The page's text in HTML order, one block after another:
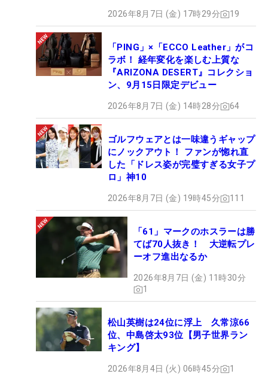
前日の第3ラウンドでは、ホーマはパー5の13番で
CBS局のマイクを付けてプレーする役割を快く引き
受け、攻めや守りに対する考え方、そのためのショ
ットの打ち方といった選手としての“シークレッ
「僕らはアスリートであると同時にエンタテイナー
だ。ファンを楽しませ、喜ばせることが僕らの仕事
トリー・パインズに詰め寄せた大勢のカリフォルニ
アンは、ホーマにとって地元のファンでもある。
「ホーマ！ ホーマ！」というホーマ・コールの
中、堂々生涯5度目の逆転優勝と今季2勝目、通算6
勝目を飾ったホーマは「泣かないよ」と言いながら
目を真っ赤に染めていた。
「僕の人生は、いい人たちに支えられている。妻の
レイシー、キャディのジョー、チームのみんな、応
援してくれた大勢のファン。本当にありがとう」
涙をこらえ、謙虚に語ったホーマの次なる目標はメ
2026年8月7日 (金) 17時29分 19
「PING」×「ECCO Leather」がコ
ラボ！ 経年変化を楽しむ上質な
『ARIZONA DESERT』コレクショ
ン、9月15日限定デビュー
2026年8月7日 (金) 14時28分 64
ゴルフウェアとは一味違うギャップ
にノックアウト！ ファンが惚れ直
した「ドレス姿が完璧すぎる女子プ
ロ」神10
2026年8月7日 (金) 19時45分 111
「61」マークのホスラーは勝
てば70人抜き！ 大逆転プレ
ーオフ進出なるか
2026年8月7日 (金) 11時30分
1
松山英樹は24位に浮上 久常涼66
位、中島啓太93位【男子世界ラン
キング】
2026年8月4日 (火) 06時45分 1